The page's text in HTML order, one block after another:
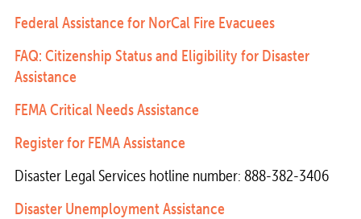
Federal Assistance for NorCal Fire Evacuees
FAQ: Citizenship Status and Eligibility for Disaster
Assistance
FEMA Critical Needs Assistance
Register for FEMA Assistance
Disaster Legal Services hotline number: 888-382-3406
Disaster Unemployment Assistance